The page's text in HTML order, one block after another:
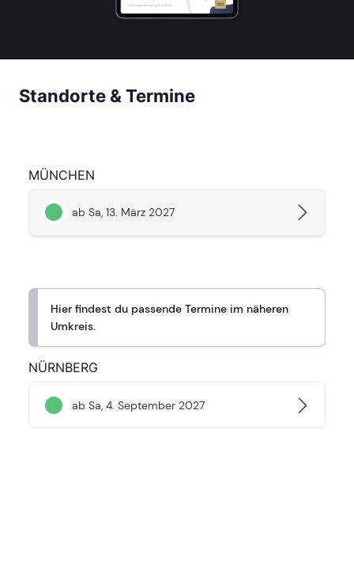
Standorte & Termine
MÜNCHEN
ab Sa, 13. März 2027
Hier findest du passende Termine im näheren
Umkreis.
NÜRNBERG
ab Sa, 4. September 2027